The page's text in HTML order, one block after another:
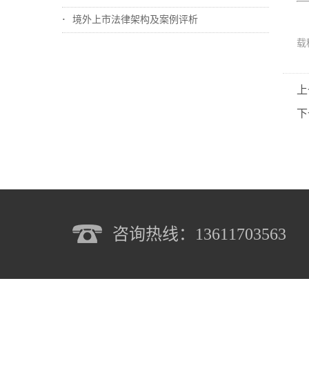
境外上市法律架构及案例评析
载
咨询热线：13611703563